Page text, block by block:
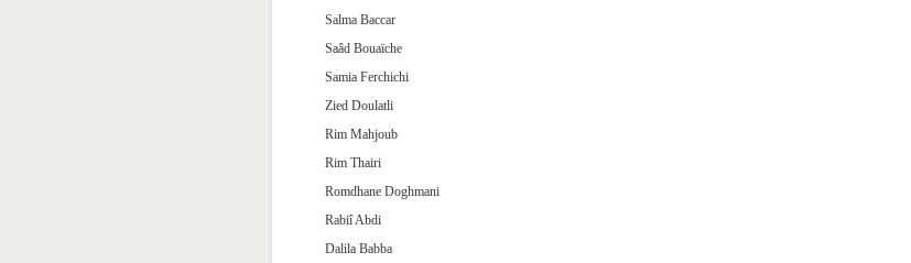
Salma Baccar
Saâd Bouaïche
Samia Ferchichi
Zied Doulatli
Rim Mahjoub
Rim Thairi
Romdhane Doghmani
Rabiî Abdi
Dalila Babba